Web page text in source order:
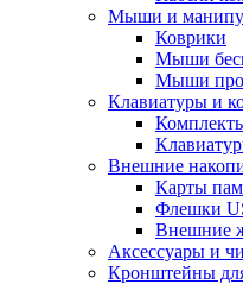
Мыши и
Коврики
Мыши
Мыши
Клавиатуры и
Внешние
Карты
Флешки
Внешние
Аксессуары и
Кронштейны